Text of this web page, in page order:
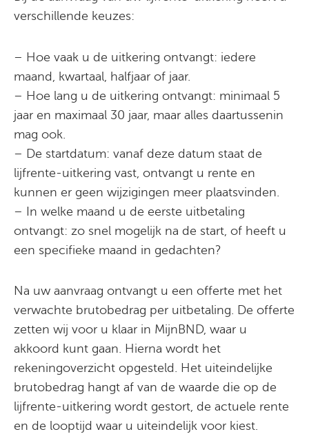
verschillende keuzes:
– Hoe vaak u de uitkering ontvangt: iedere
maand, kwartaal, halfjaar of jaar.
– Hoe lang u de uitkering ontvangt: minimaal 5
jaar en maximaal 30 jaar, maar alles daartussenin
mag ook.
– De startdatum: vanaf deze datum staat de
lijfrente-uitkering vast, ontvangt u rente en
kunnen er geen wijzigingen meer plaatsvinden.
– In welke maand u de eerste uitbetaling
ontvangt: zo snel mogelijk na de start, of heeft u
een specifieke maand in gedachten?
Na uw aanvraag ontvangt u een offerte met het
verwachte brutobedrag per uitbetaling. De offerte
zetten wij voor u klaar in MijnBND, waar u
akkoord kunt gaan. Hierna wordt het
rekeningoverzicht opgesteld. Het uiteindelijke
brutobedrag hangt af van de waarde die op de
lijfrente-uitkering wordt gestort, de actuele rente
en de looptijd waar u uiteindelijk voor kiest.